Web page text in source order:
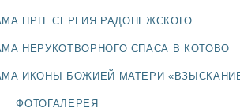
ПРП. СЕРГИЯ РАДОНЕЖСКОГО
НЕРУКОТВОРНОГО СПАСА В КОТОВО
ИКОНЫ БОЖИЕЙ МАТЕРИ
ФОТОГАЛЕРЕЯ